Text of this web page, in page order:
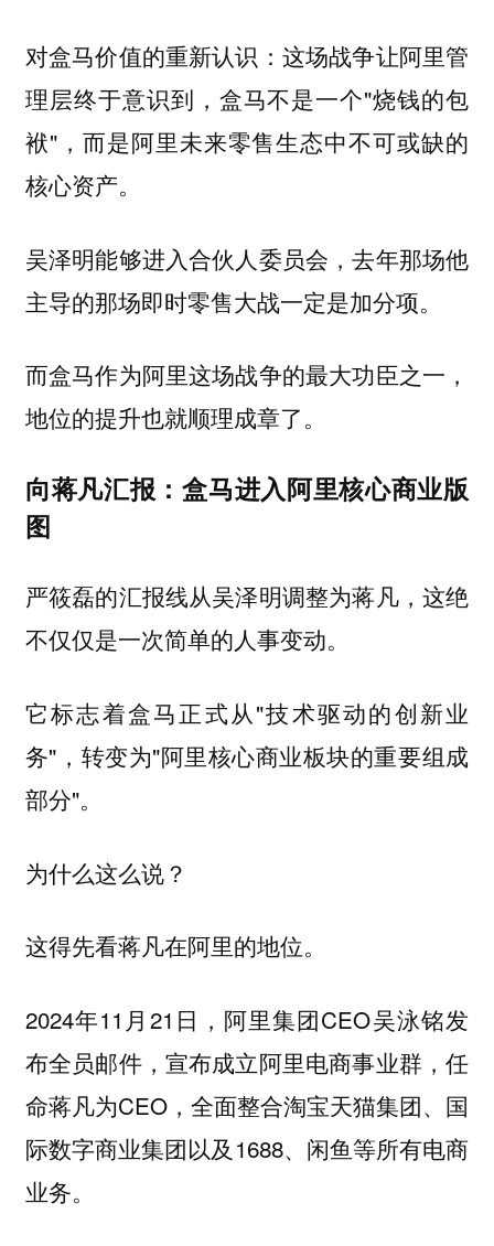
对盒马价值的重新认识：这场战争让阿里管
理层终于意识到，盒马不是一个"烧钱的包
袱"，而是阿里未来零售生态中不可或缺的
核心资产。
吴泽明能够进入合伙人委员会，去年那场他
主导的那场即时零售大战一定是加分项。
而盒马作为阿里这场战争的最大功臣之一，
地位的提升也就顺理成章了。
向蒋凡汇报：盒马进入阿里核心商业版
图
严筱磊的汇报线从吴泽明调整为蒋凡，这绝
不仅仅是一次简单的人事变动。
它标志着盒马正式从"技术驱动的创新业
务"，转变为"阿里核心商业板块的重要组成
部分"。
为什么这么说？
这得先看蒋凡在阿里的地位。
2024年11月21日，阿里集团CEO吴泳铭发
布全员邮件，宣布成立阿里电商事业群，任
命蒋凡为CEO，全面整合淘宝天猫集团、国
际数字商业集团以及1688、闲鱼等所有电商
业务。